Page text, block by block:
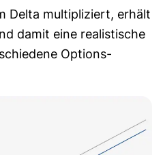
Delta multipliziert, erhält
damit eine realistische
Options­